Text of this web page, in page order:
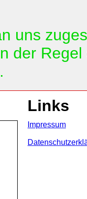
uns
der Regel
Links
Impressum